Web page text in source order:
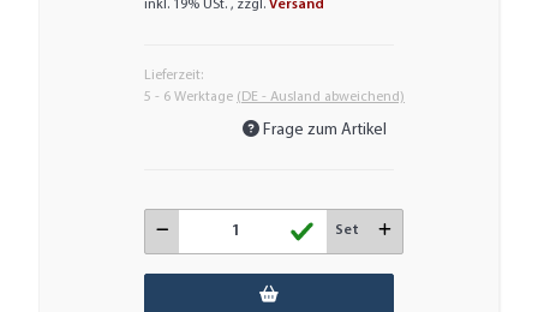
inkl. 19% USt. , zzgl.Versand
Lieferzeit:
5 - 6 Werktage (DE - Ausland abweichend)
Frage zum Artikel
Set